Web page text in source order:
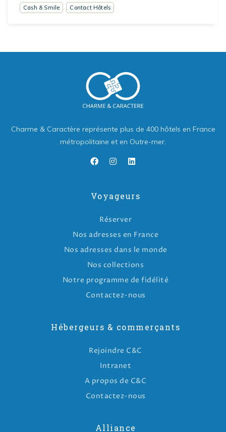
Cash & Smile Contact Hôtels
Charme & Caractère représente plus de 400 hôtels en France
métropolitaine et en Outre-mer.
Voyageurs
Réserver
Nos adresses en France
Nos adresses dans le monde
Nos collections
Notre programme de fidélité
Contactez-nous
Hébergeurs & commerçants
Rejoindre C&C
Intranet
A propos de C&C
Contactez-nous
Alliance